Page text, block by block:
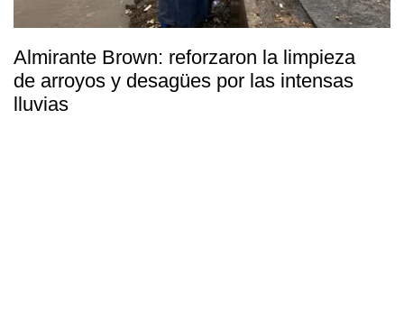
Almirante Brown: reforzaron la limpieza
de arroyos y desagües por las intensas
lluvias